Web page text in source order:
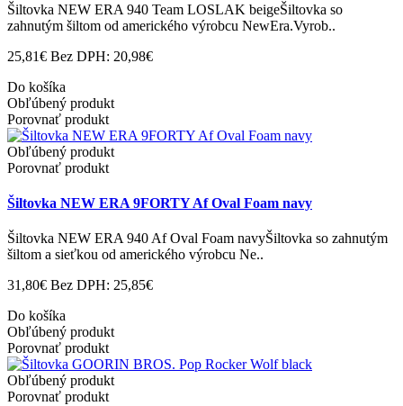
Šiltovka NEW ERA 940 Team LOSLAK beigeŠiltovka so
zahnutým šiltom od amerického výrobcu NewEra.Vyrob..
25,81€ Bez DPH: 20,98€
Do košíka
Obľúbený produkt
Porovnať produkt
Obľúbený produkt
Porovnať produkt
Šiltovka NEW ERA 9FORTY Af Oval Foam navy
Šiltovka NEW ERA 940 Af Oval Foam navyŠiltovka so zahnutým
šiltom a sieťkou od amerického výrobcu Ne..
31,80€ Bez DPH: 25,85€
Do košíka
Obľúbený produkt
Porovnať produkt
Obľúbený produkt
Porovnať produkt